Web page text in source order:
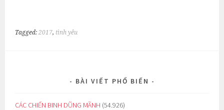
Tagged:2017, tình yêu
BÀI VIẾT PHỔ BIẾN
CÁC CHIẾN BINH DŨNG MÃNH (54.926)